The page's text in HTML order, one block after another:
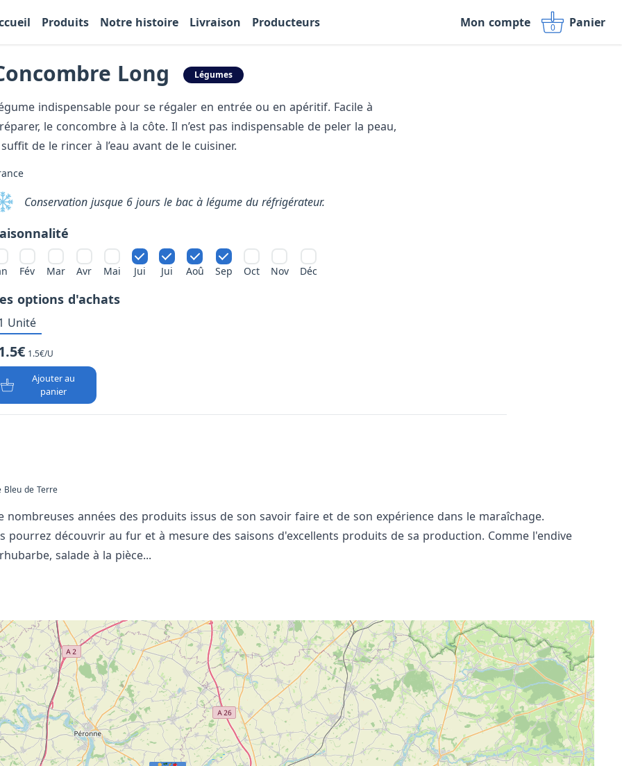
Produits Notre histoire Livraison Producteurs Mon compte 0 Panier
Long Légumes
indispensable pour se régaler en entrée ou en apéritif. Facile à
le concombre à la côte. Il n’est pas indispensable de peler la peau,
de le rincer à l’eau avant de le cuisiner.
Conservation jusque 6 jours le bac à légume du réfrigérateur.
Fév Mar Avr Mai Jui Jui Aoû Sep Oct Nov Déc
options d'achats
Unité
1.5€/U
Ajouter au
panier
Bleu de Terre
nombreuses années des produits issus de son savoir faire et de son expérience dans le maraîchage.
pourrez découvrir au fur et à mesure des saisons d'excellents produits de sa production. Comme l'endive
salade à la pièce...